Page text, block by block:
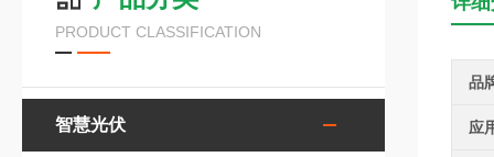
PRODUCT CLASSIFICATION
智慧光伏
品
应